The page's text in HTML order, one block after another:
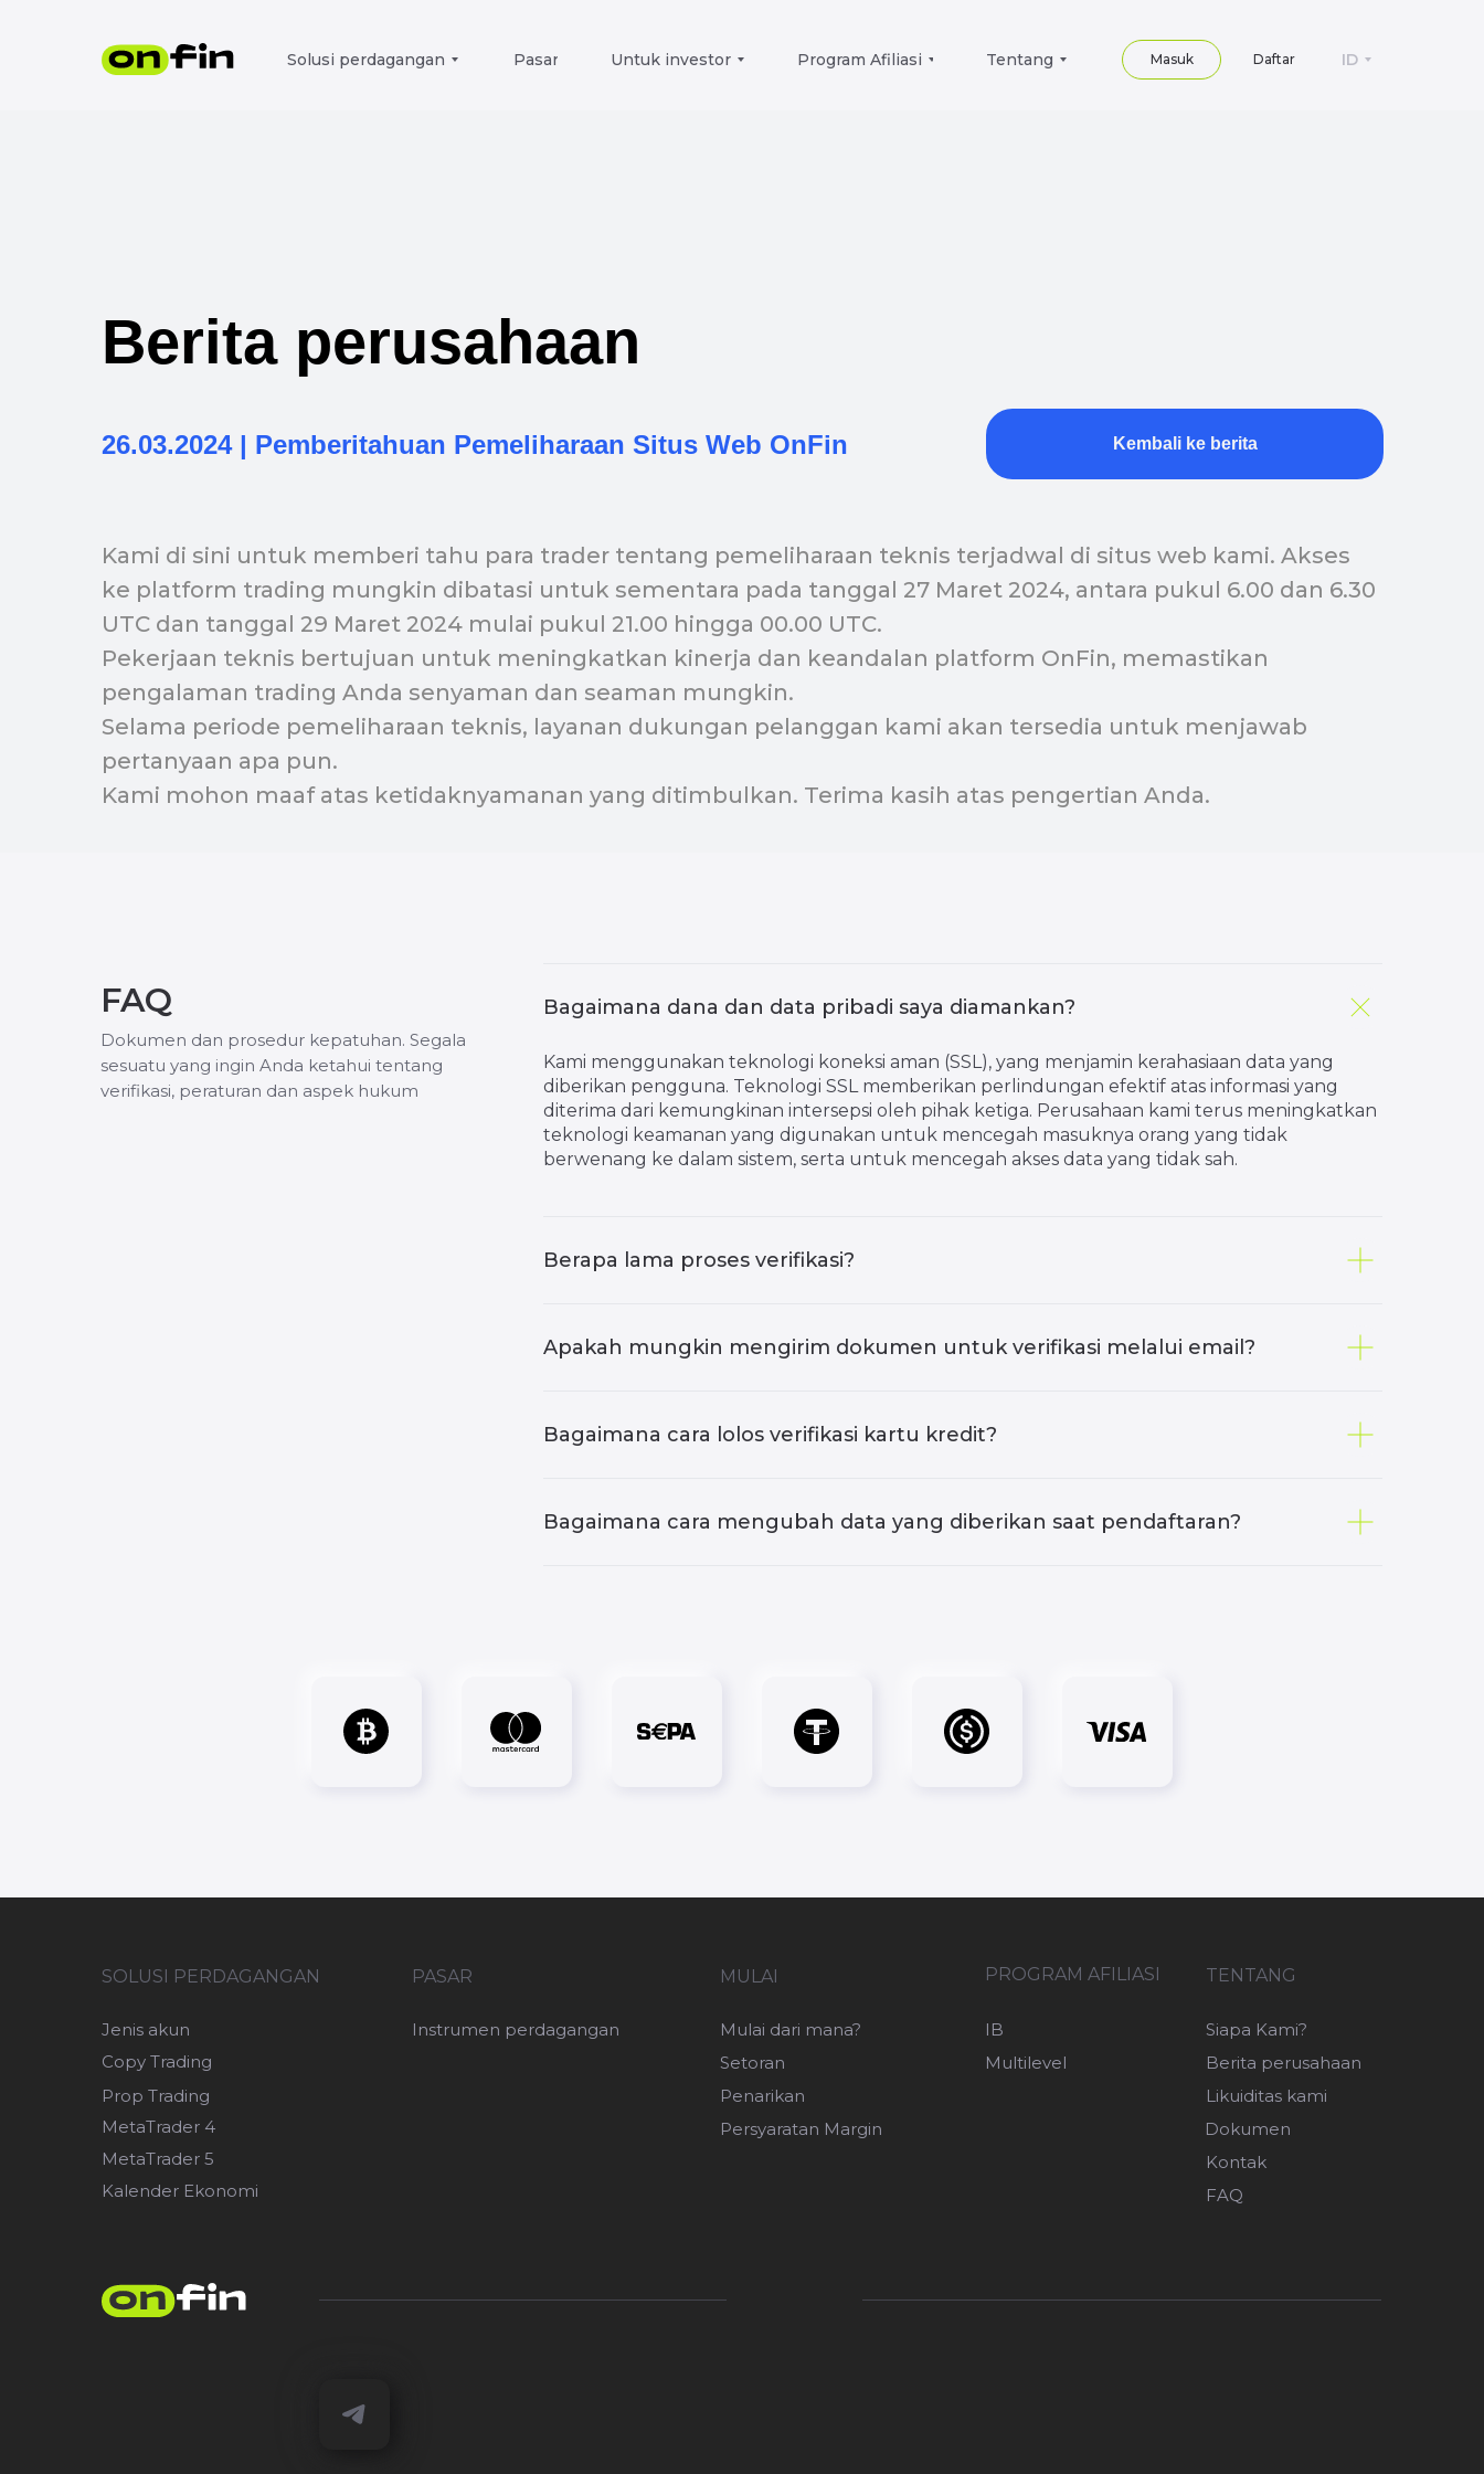
Solusi perdagangan Pasar Untuk investor Program Afiliasi Tentang ID
Daftar
Masuk
Berita perusahaan
26.03.2024 | Pemberitahuan Pemeliharaan Situs Web OnFin Kembali ke berita
Kami di sini untuk memberi tahu para trader tentang pemeliharaan teknis terjadwal di situs web kami. Akses
ke platform trading mungkin dibatasi untuk sementara pada tanggal 27 Maret 2024, antara pukul 6.00 dan 6.30
UTC dan tanggal 29 Maret 2024 mulai pukul 21.00 hingga 00.00 UTC.
Pekerjaan teknis bertujuan untuk meningkatkan kinerja dan keandalan platform OnFin, memastikan
pengalaman trading Anda senyaman dan seaman mungkin.
Selama periode pemeliharaan teknis, layanan dukungan pelanggan kami akan tersedia untuk menjawab
pertanyaan apa pun.
Kami mohon maaf atas ketidaknyamanan yang ditimbulkan. Terima kasih atas pengertian Anda.
FAQ
Dokumen dan prosedur kepatuhan. Segala
sesuatu yang ingin Anda ketahui tentang
verifikasi, peraturan dan aspek hukum
Bagaimana dana dan data pribadi saya diamankan?
Kami menggunakan teknologi koneksi aman (SSL), yang menjamin kerahasiaan data yang
diberikan pengguna. Teknologi SSL memberikan perlindungan efektif atas informasi yang
diterima dari kemungkinan intersepsi oleh pihak ketiga. Perusahaan kami terus meningkatkan
teknologi keamanan yang digunakan untuk mencegah masuknya orang yang tidak
berwenang ke dalam sistem, serta untuk mencegah akses data yang tidak sah.
Berapa lama proses verifikasi?
Apakah mungkin mengirim dokumen untuk verifikasi melalui email?
Bagaimana cara lolos verifikasi kartu kredit?
Bagaimana cara mengubah data yang diberikan saat pendaftaran?
TENTANG
FAQ
Dokumen
Kontak
Likuiditas kami
Siapa Kami?
Berita perusahaan
PASAR
Instrumen perdagangan
PROGRAM AFILIASI
IB
Multilevel
MULAI
Penarikan
Persyaratan Margin
Mulai dari mana?
Setoran
SOLUSI PERDAGANGAN
Copy Trading
Prop Trading
Jenis akun
MetaTrader 4
MetaTrader 5
Kalender Ekonomi